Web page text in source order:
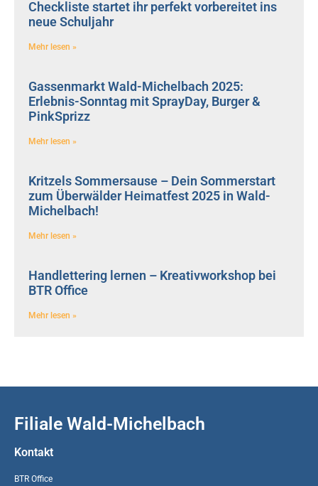
Checkliste startet ihr perfekt vorbereitet ins
neue Schuljahr
Mehr lesen »
Gassenmarkt Wald-Michelbach 2025:
Erlebnis-Sonntag mit SprayDay, Burger &
PinkSprizz
Mehr lesen »
Kritzels Sommersause – Dein Sommerstart
zum Überwälder Heimatfest 2025 in Wald-
Michelbach!
Mehr lesen »
Handlettering lernen – Kreativworkshop bei
BTR Office
Mehr lesen »
Filiale Wald-Michelbach
Kontakt
BTR Office